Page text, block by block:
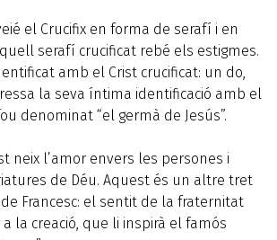
el Crucifix en forma de serafí i en
serafí crucificat rebé els estigmes.
amb el Crist crucificat: un do,
la seva íntima identificació amb el
denominat “el germà de Jesús”.
neix l’amor envers les persones i
de Déu. Aquest és un altre tret
Francesc: el sentit de la fraternitat
la creació, que li inspirà el famós